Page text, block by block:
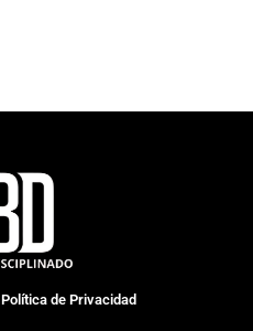
Política de Privacidad